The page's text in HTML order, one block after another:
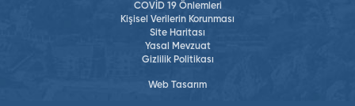
COVİD 19 Önlemleri
Kişisel Verilerin Korunması
Site Haritası
Yasal Mevzuat
Gizlilik Politikası
Web Tasarım